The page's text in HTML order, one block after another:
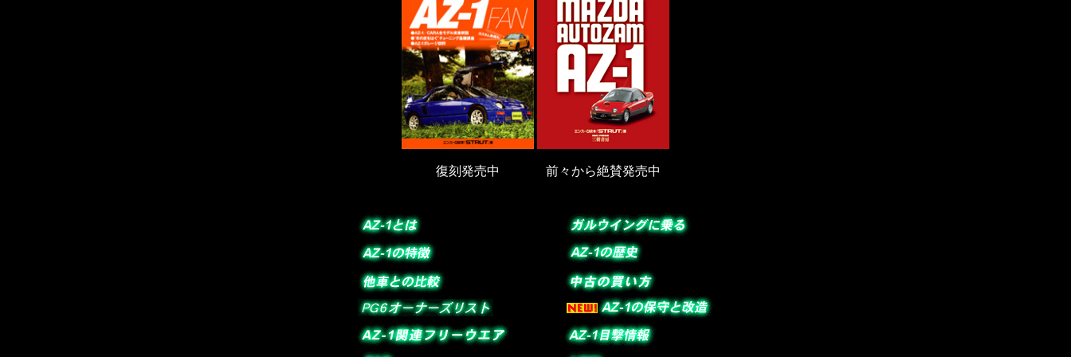
復刻発売中 前々から絶賛発売中